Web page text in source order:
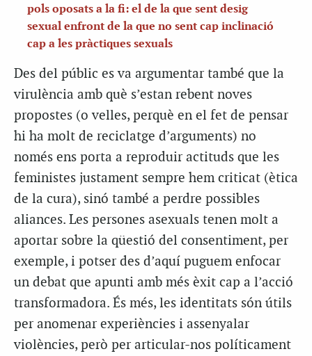
pols oposats a la fi: el de la que sent desig
sexual enfront de la que no sent cap inclinació
cap a les pràctiques sexuals
Des del públic es va argumentar també que la
virulència amb què s’estan rebent noves
propostes (o velles, perquè en el fet de pensar
hi ha molt de reciclatge d’arguments) no
només ens porta a reproduir actituds que les
feministes justament sempre hem criticat (ètica
de la cura), sinó també a perdre possibles
aliances. Les persones asexuals tenen molt a
aportar sobre la qüestió del consentiment, per
exemple, i potser des d’aquí puguem enfocar
un debat que apunti amb més èxit cap a l’acció
transformadora. És més, les identitats són útils
per anomenar experiències i assenyalar
violències, però per articular-nos políticament